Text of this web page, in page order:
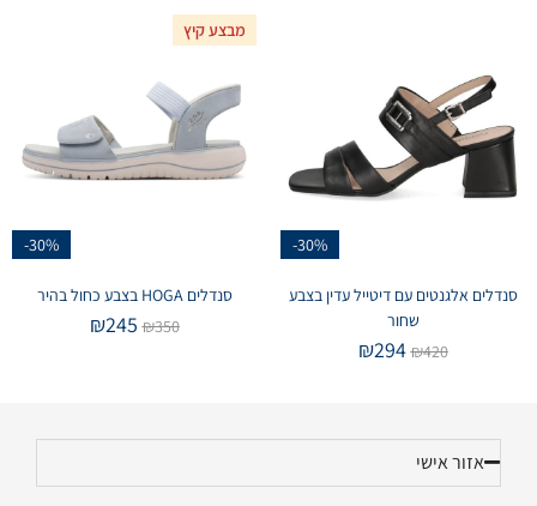
-30%
סנדלים אלגנטים עם דיטייל עדין בצבע
שחור
₪420
₪294
מבצע קיץ
-30%
סנדלים HOGA בצבע כחול בהיר
₪350
₪245
אזור אישי